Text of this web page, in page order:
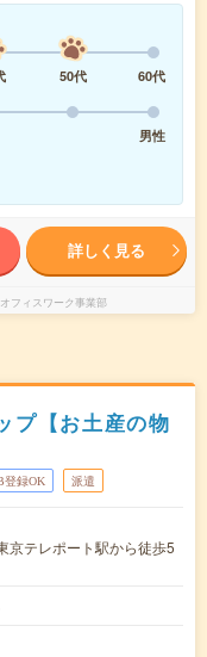
50代
60代
男性
詳しく見る
フィスワーク事業部
プ【お土産の物
登録OK 派遣
京テレポート駅から徒歩5